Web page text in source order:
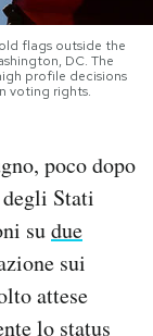
flags outside the
DC. The
profile decisions
voting rights.
poco dopo
Stati
sudue
sui
attese
lo status